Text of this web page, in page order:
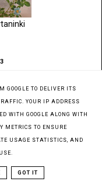
GOOGLE TO DELIVER ITS
YOUR IP ADDRESS
WITH GOOGLE ALONG WITH
METRICS TO ENSURE
USAGE STATISTICS, AND
GOT IT